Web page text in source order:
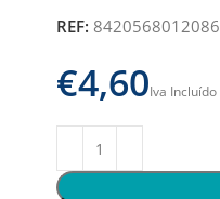
REF: 8420568012086
€